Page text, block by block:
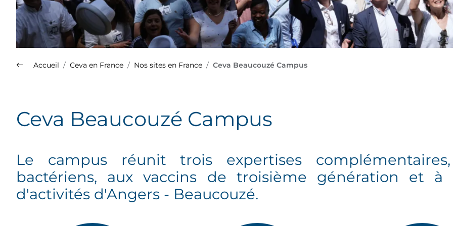
Plus d'info sur le Groupe Ceva
Découvrez la présentation de
l'ensemble de nos spécialités
sur le site Med'Vet.
Accueil Ceva en France Nos sites en France Ceva Beaucouzé Campus
Ceva Beaucouzé Campus
Le campus réunit trois expertises
bactériens, aux vaccins de troisième génération et à
d'activités d'Angers - Beaucouzé.